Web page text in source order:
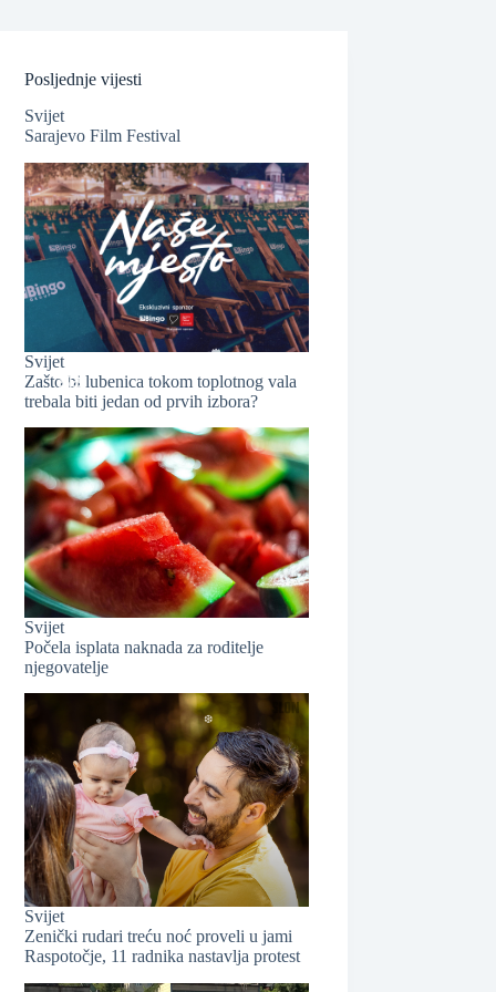
Posljednje vijesti
Svijet
Sarajevo Film Festival
Svijet
Zašto bi lubenica tokom toplotnog vala
trebala biti jedan od prvih izbora?
Svijet
Počela isplata naknada za roditelje
njegovatelje
Svijet
Zenički rudari treću noć proveli u jami
Raspotočje, 11 radnika nastavlja protest
❆
❆ ❆